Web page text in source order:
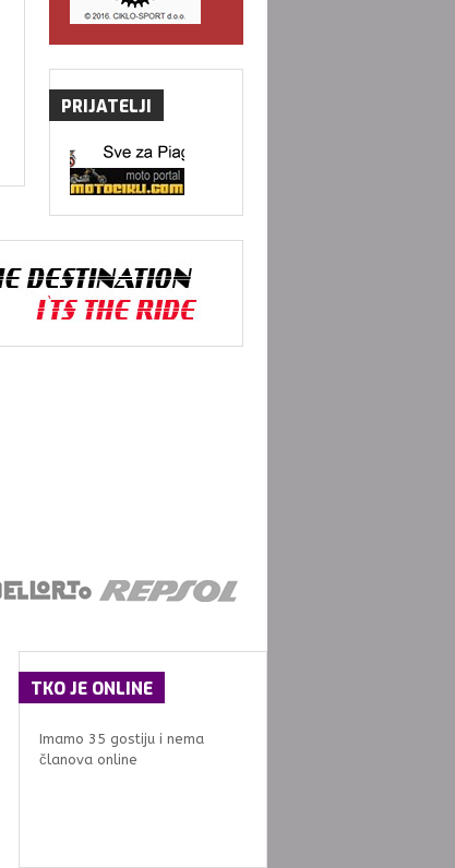
PRIJATELJI
TKO JE ONLINE
Imamo 35 gostiju i nema
članova online